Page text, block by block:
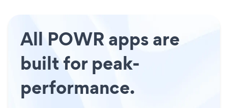
All POWR apps are
built for peak-
performance.